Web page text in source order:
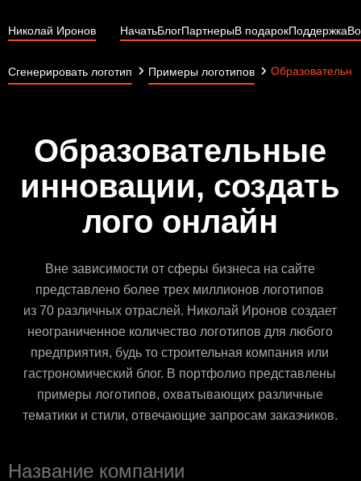
Николай Иронов НачатьБлогПартнерыВ подарокПоддержка
Сгенерировать логотип Примеры логотипов
Образовательные
инновации, создать
лого онлайн
Вне зависимости от сферы бизнеса на сайте
представлено более трех миллионов логотипов
из 70 различных отраслей. Николай Иронов создает
неограниченное количество логотипов для любого
предприятия, будь то строительная компания или
гастрономический блог. В портфолио представлены
примеры логотипов, охватывающих различные
тематики и стили, отвечающие запросам заказчиков.